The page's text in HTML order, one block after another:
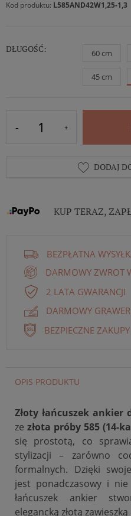
Kod produktu: L585AND42W1,25-1,3
DŁUGOŚĆ: 60 cm
45 cm
DODAJ
KUP TERAZ,
BEZPŁATNA
DARMOWY ZWROT
2 LATA GWARANCJI
DARMOWY
BEZPIECZNE
OPIS PRODUKTU
Złoty łańcuszek ankier
ze złota próby 585 (14-
się prostotą, co
stylizacji – zarówno
formalnych. Dzięki
jest ponadczasowy i
łańcuszek ankier
elegancką złotą